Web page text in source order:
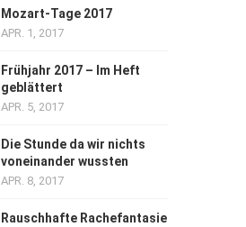
Mozart-Tage 2017
APR. 1, 2017
Frühjahr 2017 – Im Heft
geblättert
APR. 5, 2017
Die Stunde da wir nichts
voneinander wussten
APR. 8, 2017
Rauschhafte Rachefantasie